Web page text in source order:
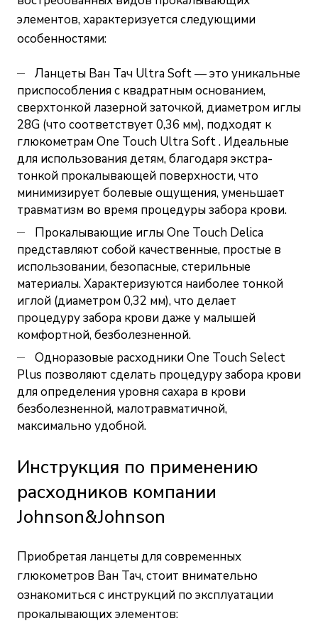
элементов, характеризуется следующими
особенностями:
Ланцеты Ван Тач Ultra Soft — это уникальные
приспособления с квадратным основанием,
сверхтонкой лазерной заточкой, диаметром иглы
28G (что соответствует 0,36 мм), подходят к
глюкометрам One Touch Ultra Soft . Идеальные
для использования детям, благодаря экстра-
тонкой прокалывающей поверхности, что
минимизирует болевые ощущения, уменьшает
травматизм во время процедуры забора крови.
Прокалывающие иглы One Touch Delica
представляют собой качественные, простые в
использовании, безопасные, стерильные
материалы. Характеризуются наиболее тонкой
иглой (диаметром 0,32 мм), что делает
процедуру забора крови даже у малышей
комфортной, безболезненной.
Одноразовые расходники One Touch Select
Plus позволяют сделать процедуру забора крови
для определения уровня сахара в крови
безболезненной, малотравматичной,
максимально удобной.
Инструкция по применению
расходников компании
Johnson&Johnson
Приобретая ланцеты для современных
глюкометров Ван Тач, стоит внимательно
ознакомиться с инструкций по эксплуатации
прокалывающих элементов: